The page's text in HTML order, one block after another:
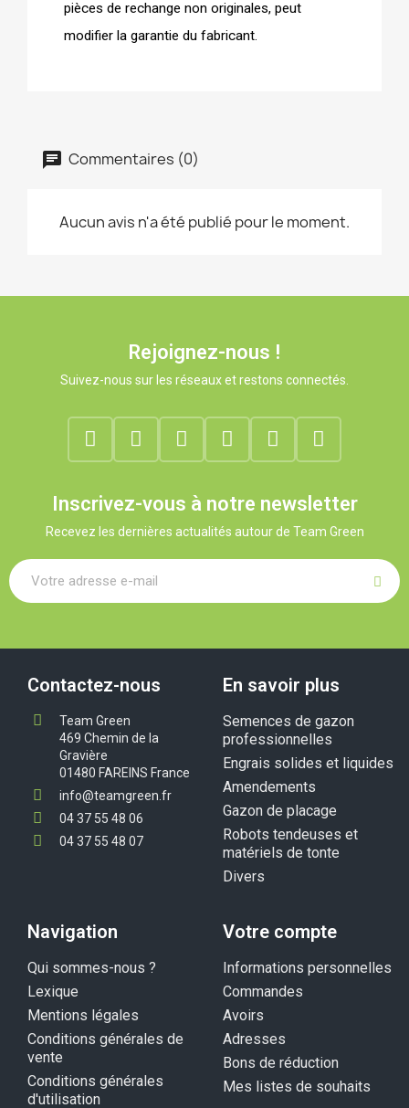
pièces de rechange non originales, peut
modifier la garantie du fabricant.
Commentaires (0)
Aucun avis n'a été publié pour le moment.
Rejoignez-nous !
Suivez-nous sur les réseaux et restons connectés.
Inscrivez-vous à notre newsletter
Recevez les dernières actualités autour de Team Green
Contactez-nous
Team Green
469 Chemin de la
Gravière
01480 FAREINS France
info@teamgreen.fr
04 37 55 48 06
04 37 55 48 07
En savoir plus
Semences de gazon
professionnelles
Engrais solides et liquides
Amendements
Gazon de placage
Robots tendeuses et
matériels de tonte
Divers
Navigation
Qui sommes-nous ?
Lexique
Mentions légales
Conditions générales de
vente
Conditions générales
d'utilisation
Votre compte
Informations personnelles
Commandes
Avoirs
Adresses
Bons de réduction
Mes listes de souhaits